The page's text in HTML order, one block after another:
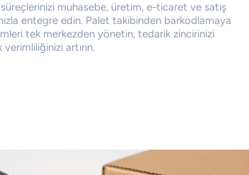
muhasebe, üretim, e-ticaret ve satış
entegre edin. Palet takibinden barkodlamaya
tek merkezden yönetin, tedarik zincirinizi
artırın.